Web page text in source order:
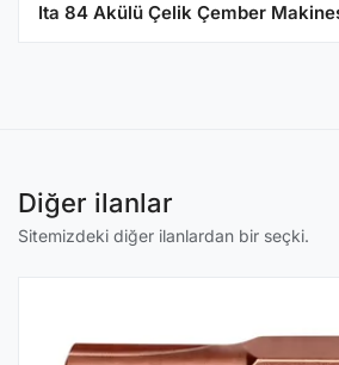
Ita 84 Akülü Çelik Çember
Diğer ilanlar
Sitemizdeki diğer ilanlardan bir seçki.